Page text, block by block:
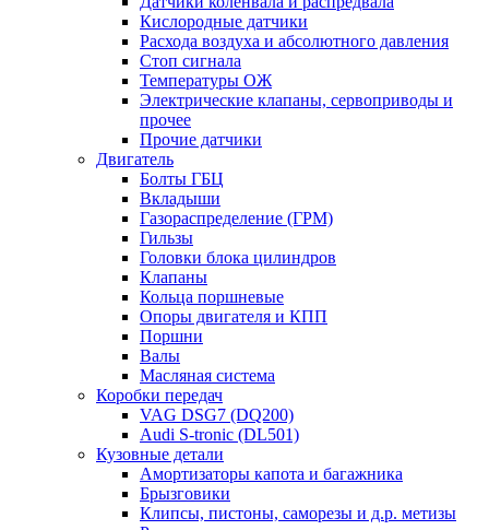
Кислородные датчики
Расхода воздуха и абсолютного давления
Стоп сигнала
Температуры ОЖ
Электрические клапаны, сервоприводы и
прочее
Прочие датчики
Двигатель
Болты ГБЦ
Вкладыши
Газораспределение (ГРМ)
Гильзы
Головки блока цилиндров
Клапаны
Кольца поршневые
Опоры двигателя и КПП
Поршни
Валы
Масляная система
Коробки передач
VAG DSG7 (DQ200)
Audi S-tronic (DL501)
Кузовные детали
Амортизаторы капота и багажника
Брызговики
Клипсы, пистоны, саморезы и д.р. метизы